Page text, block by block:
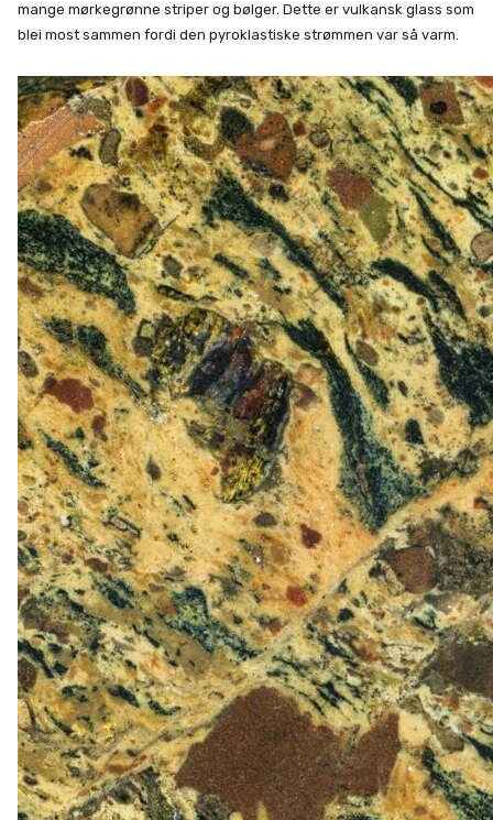
mange mørkegrønne striper og bølger. Dette er vulkansk glass som
blei most sammen fordi den pyroklastiske strømmen var så varm.